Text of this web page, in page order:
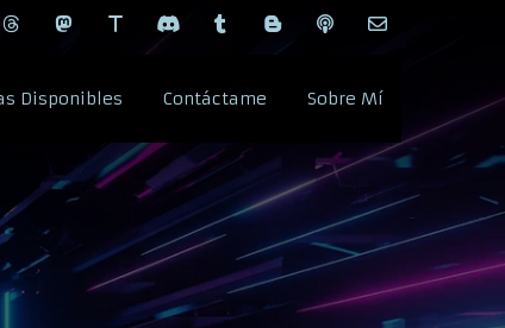
Disponibles Contáctame Sobre Mí